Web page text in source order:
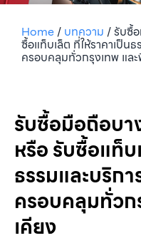
Home/ บทความ /รับซื้
ซื้อแท็บเล็ต ที่ให้ราคาเป็น
ครอบคลุมทั่วกรุงเทพ แล
รับซื้อมือถือบ
หรือ รับซื้อแท็บ
ธรรมและบริกา
ครอบคลุมทั่วก
เคียง